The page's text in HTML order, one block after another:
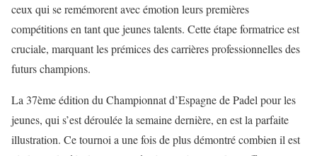
ceux qui se remémorent avec émotion leurs premières
compétitions en tant que jeunes talents. Cette étape formatrice est
cruciale, marquant les prémices des carrières professionnelles des
futurs champions.
La 37ème édition du Championnat d’Espagne de Padel pour les
jeunes, qui s’est déroulée la semaine dernière, en est la parfaite
illustration. Ce tournoi a une fois de plus démontré combien il est